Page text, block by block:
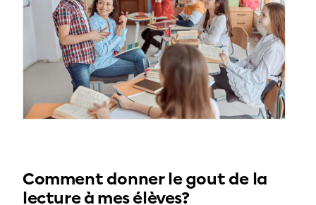
Comment donner le gout de la
lecture à mes élèves?